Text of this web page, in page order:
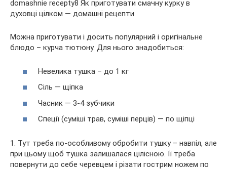
Можна приготувати і досить популярний і оригінальне
блюдо – курча тютюну. Для нього знадобиться:
Невелика тушка – до 1 кг
Сіль — щіпка
Часник — 3-4 зубчики
Спеції (суміші трав, суміші перців) — по щіпці
1. Тут треба по-особливому обробити тушку – навпіл, але
при цьому щоб тушка залишалася цілісною. Її треба
повернути до себе черевцем і різати гострим ножем по